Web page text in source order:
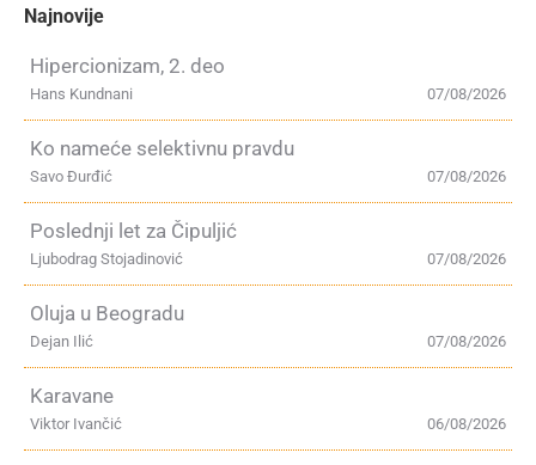
Najnovije
Hipercionizam, 2. deo
07/08/2026
Hans Kundnani
Ko nameće selektivnu pravdu
07/08/2026
Savo Đurđić
Poslednji let za Čipuljić
07/08/2026
Ljubodrag Stojadinović
Oluja u Beogradu
07/08/2026
Dejan Ilić
Karavane
06/08/2026
Viktor Ivančić